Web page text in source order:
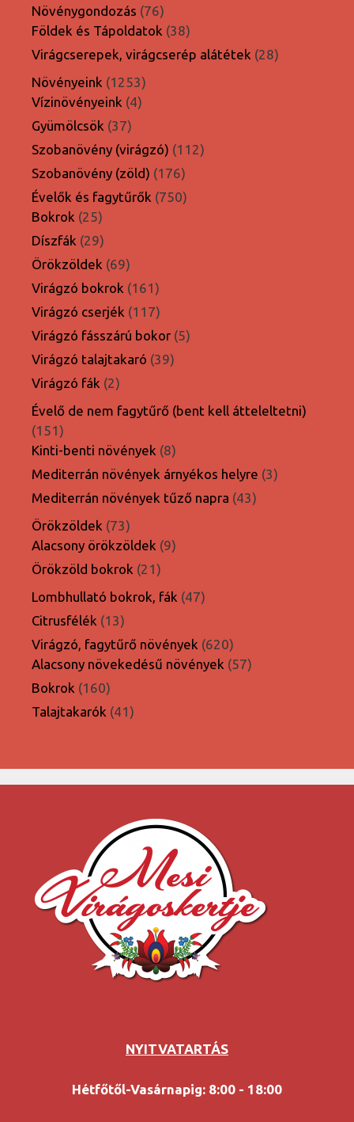
termék
Növénygondozás 7676
termék
Földek és Tápoldatok 3838
termék
Virágcserepek, virágcserép alátétek 2828
Növényeink 12531253
termék
Vízinövényeink 44
Gyümölcsök 3737
termék
Szobanövény (virágzó) 112112
Szobanövény (zöld) 176176
termék
Évelők és fagytűrők 750750
Bokrok 2525
termék
Díszfák 2929
termék
Örökzöldek 6969
termék
Virágzó bokrok 161161
termék
Virágzó cserjék 117117
termék
Virágzó fásszárú bokor 55
Virágzó talajtakaró 3939
Virágzó fák 22
termék
Évelő de nem fagytűrő (bent kell átteleltetni)
151151
termék
Kinti-benti növények 88
termék
Mediterrán növények árnyékos helyre 33
Mediterrán növények tűző napra 4343
Örökzöldek 7373
termék
Alacsony örökzöldek 99
Örökzöld bokrok 2121
termék
Lombhullató bokrok, fák 4747
Citrusfélék 1313
termék
Virágzó, fagytűrő növények 620620
termék
Alacsony növekedésű növények 5757
Bokrok 160160
termék
Talajtakarók 4141
NYITVATARTÁS
Hétfőtől-Vasárnapig: 8:00 - 18:00